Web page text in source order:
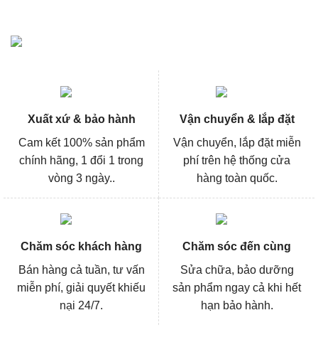
Xuất xứ & bảo hành
Cam kết 100% sản phẩm
chính hãng, 1 đổi 1 trong
vòng 3 ngày..
Vận chuyển & lắp đặt
Vận chuyển, lắp đặt miễn
phí trên hệ thống cửa
hàng toàn quốc.
Chăm sóc khách hàng
Bán hàng cả tuần, tư vấn
miễn phí, giải quyết khiếu
nại 24/7.
Chăm sóc đến cùng
Sửa chữa, bảo dưỡng
sản phẩm ngay cả khi hết
hạn bảo hành.